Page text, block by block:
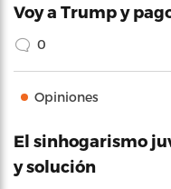
Voy a Trump y
0
Opiniones
El sinhogarismo
y solución